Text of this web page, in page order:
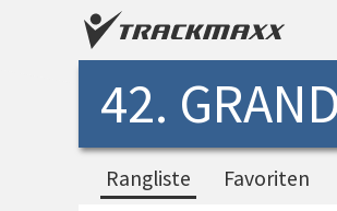
42.
Rangliste Favoriten